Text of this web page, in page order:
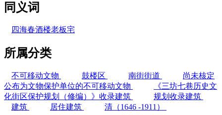
同义词
四海春酒楼老板宅
所属分类
不可移动文物 鼓楼区 南街街道
尚未核定
公布为文物保护单位的不可移动文物
《三坊七巷历史文
化街区保护规划（修编）》收录建筑
规划收录建筑
建筑
居住建筑 清（1646 -1911）